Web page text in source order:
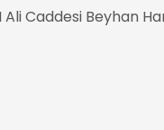
Caddesi Beyhan